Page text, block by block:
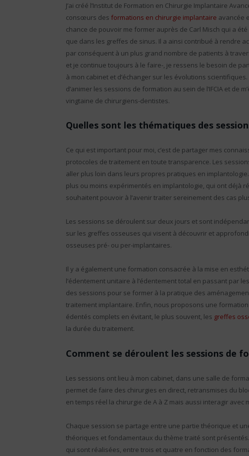
J’ai créé l’Institut de Formation en Chirurgie Implantaire
consœurs des formations en chirurgie implantaire avancée
chance de pouvoir me former auprès de Carl Misch qui a
que dans les greffes de sinus. Il a ainsi contribué à rendre
par conséquent à un plus grand nombre de patients à
et je continue toujours à le faire-, je ressens le besoin de
à mon cabinet et d’échanger sur les évolutions
d’animer les sessions de formation au sein de l’IFCIA et de
vingtaine de chirurgiens-dentistes.
Quelles sont les thématiques des
Ce qui est important pour moi, c’est de partager mes
protocoles de traitement en toute transparence. Les
aller plus loin dans leurs propres pratiques en
plus ou moins expérimentés en implantologie, qui ont déjà
souhaitent pouvoir à l’avenir traiter sereinement des cas
Les sessions se déroulent sur deux jours et sont
sur les greffes osseuses qui visent à découvrir et
osseuses pré- ou per-implantaires.
Il y a également une formation consacrée à la mise en
l’édentement unitaire à l’édentement total en passant par
des sessions pour se former à la pratique des
traitement implantaire. Enfin, nous proposons une
édentés complets en évitant, le plus souvent, les greffes
la durée du traitement.
Comment se déroulent les sessions de
Les sessions ont lieu à mon cabinet, dans une salle de
permet de faire des chirurgies en direct, retransmises du
en temps réel la chirurgie de A à Z mais aussi interagir avec
Chaque session se partage entre une partie théorique et
théoriques et fondamentaux du thème traité sont
qui sont réalisées, entre trois et quatre en fonction des